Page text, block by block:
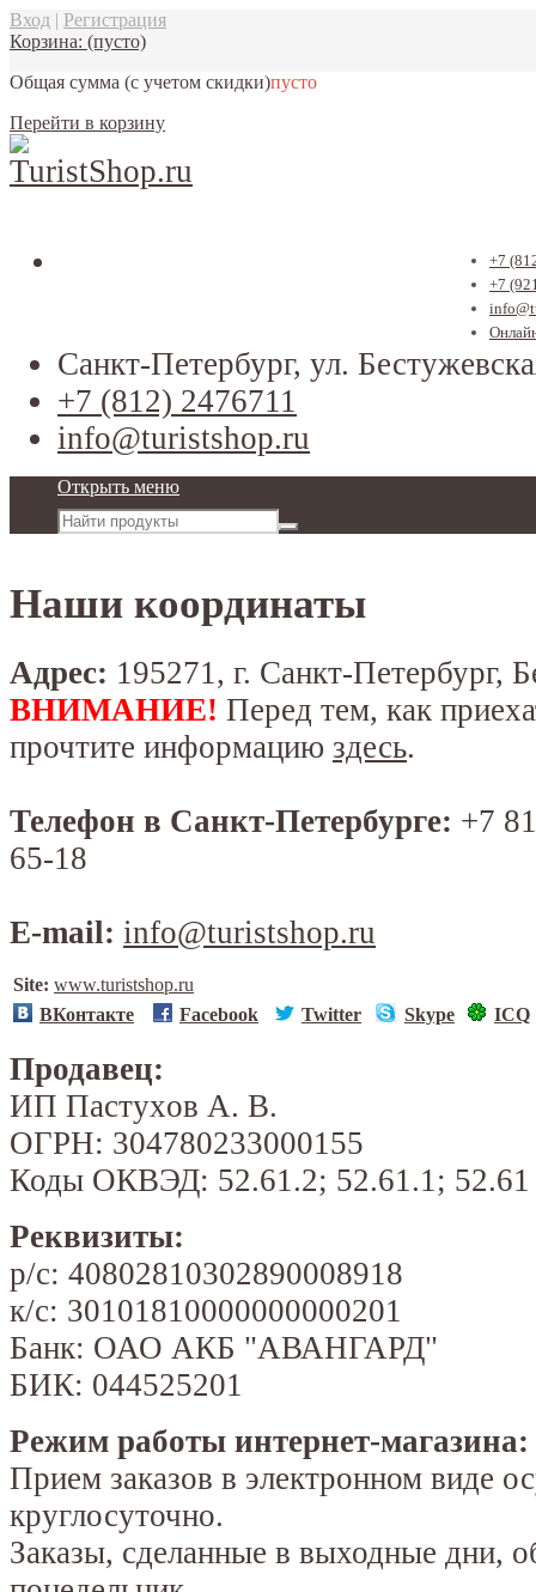
Вход | Регистрация
Корзина: (пусто)
Общая сумма (с учетом скидки)пусто
Перейти в корзину
+7
+7
Санкт-Петербург, ул.
+7 (812) 2476711
info@turistshop.ru
Открыть меню
Наши координаты
Адрес: 195271, г. Санкт-Петербург,
ВНИМАНИЕ! Перед тем, как
прочтите информацию здесь.
Телефон в Санкт-Петербурге: +7
65-18
E-mail: info@turistshop.ru
Site: www.turistshop.ru
ВКонтакте
Facebook Twitter Skype ICQ
Продавец:
ИП Пacтухoв A. B.
ОГРН: 304780233000155
Коды ОКВЭД: 52.61.2; 52.61.1; 52.61
Реквизиты:
р/c: 40802810302890008918
к/с: 30101810000000000201
Банк: ОАО АКБ "АВАНГАРД"
БИК: 044525201
Режим работы интернет-магазина:
Прием заказов в электронном виде
круглосуточно.
Заказы, сделанные в выходные дни,